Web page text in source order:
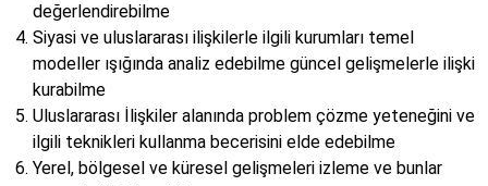
DERGI
İLETIŞIM
değerlendirebilme
Siyasi ve uluslararası ilişkilerle ilgili kurumları temel
modeller ışığında analiz edebilme güncel gelişmelerle ilişki
kurabilme
Uluslararası İlişkiler alanında problem çözme yeteneğini ve
ilgili teknikleri kullanma becerisini elde edebilme
Yerel, bölgesel ve küresel gelişmeleri izleme ve bunlar